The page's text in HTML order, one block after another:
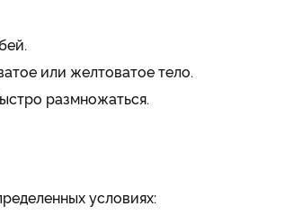
или желтоватое тело.
размножаться.
условиях: